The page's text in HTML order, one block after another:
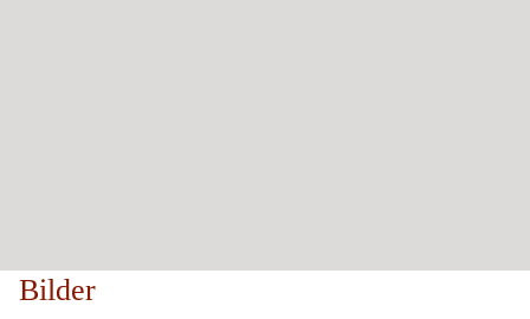
Bilder